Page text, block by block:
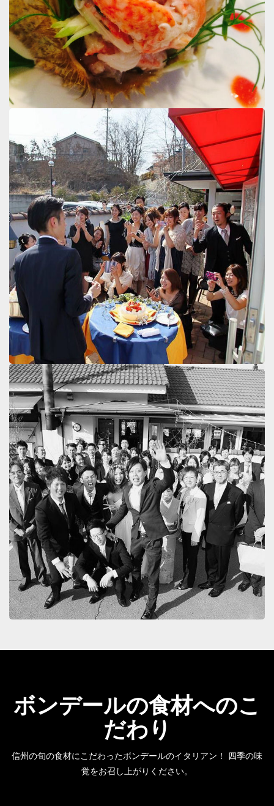
ボンデールの食材へのこ
だわり
信州の旬の食材にこだわったボンデールのイタリアン！ 四季の味
覚をお召し上がりください。